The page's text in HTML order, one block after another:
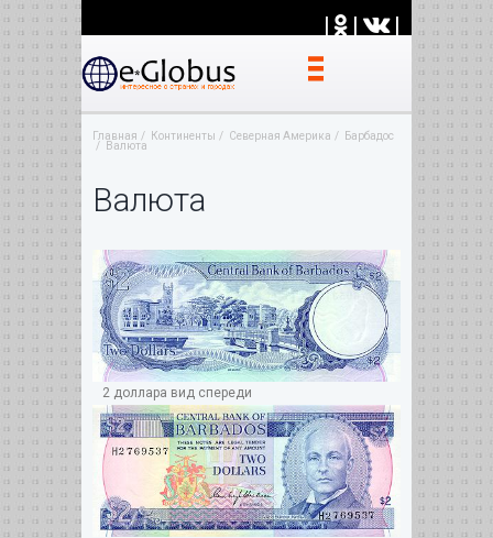
| | |
Главная Континенты Северная Америка
Барбадос
Валюта
Валюта
2 доллара вид спереди